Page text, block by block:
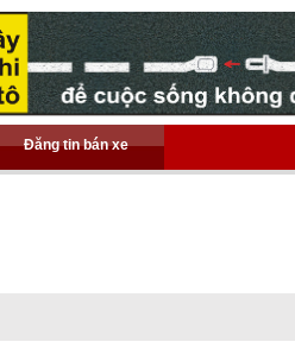
Đăng tin bán xe